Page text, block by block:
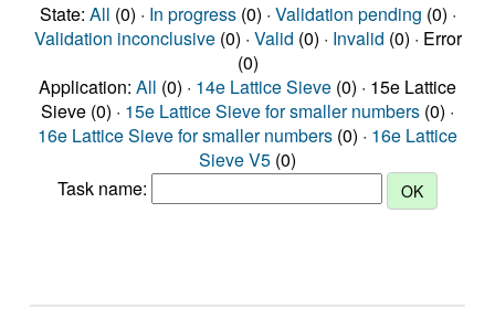
State: All (0) · In progress(0) · Validation pending (0) ·
Validation inconclusive(0) · Valid (0) · Invalid (0) · Error
(0)
Application: All (0) · 14e Lattice Sieve (0) · 15e Lattice
Sieve (0) · 15e Lattice Sieve for smaller numbers (0) ·
16e Lattice Sieve for smaller numbers (0) · 16e Lattice
Sieve V5 (0)
Task name: